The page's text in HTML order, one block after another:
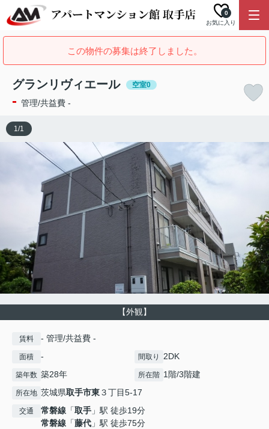
お気に入り
0
この物件の募集は終了しました。
グランリヴィエール 空室0
- 管理/共益費 -
【外観】
1/1
賃料 - 管理/共益費 -
面積 - 間取り 2DK
築年数 築28年 所在階 1階/3階建
所在地 茨城県取手市東３丁目5-17
交通 常磐線 「取手 」駅 徒歩19分
常磐線 「藤代 」駅 徒歩75分